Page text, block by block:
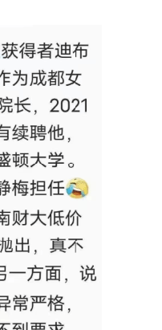
12
长的视频曝光
网红大美女，身兼副局